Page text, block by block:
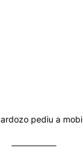
pediu a